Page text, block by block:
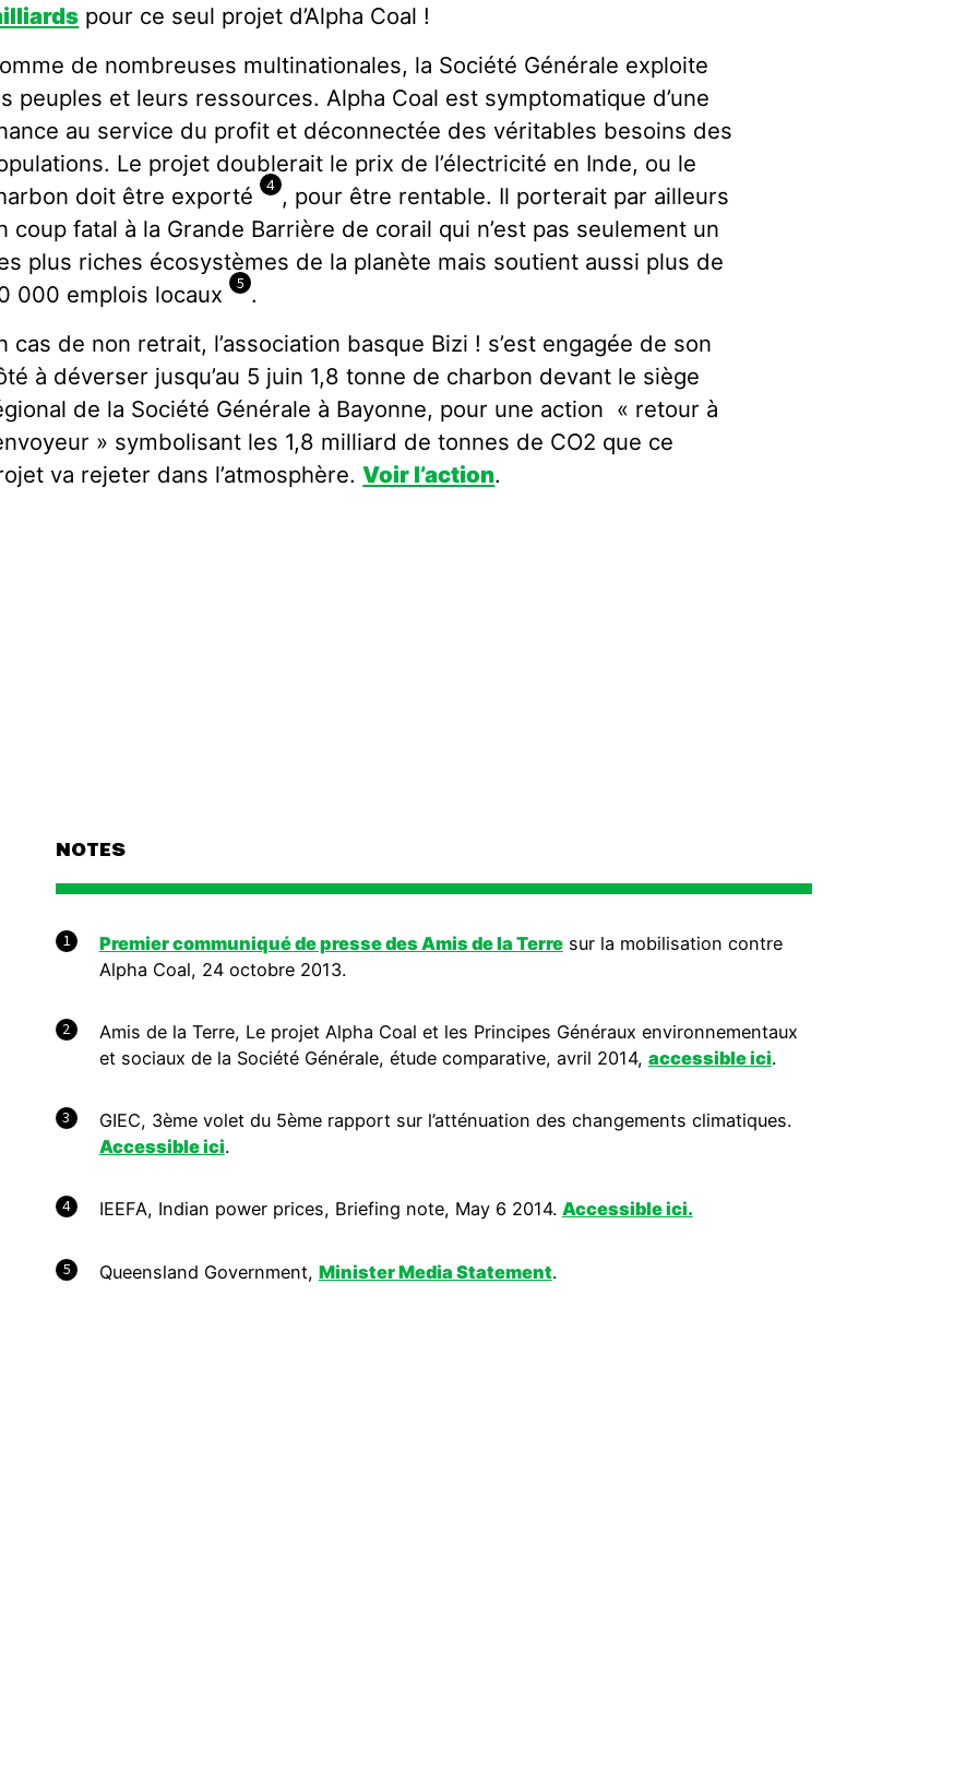
pour ce seul projet d’Alpha Coal !
de nombreuses multinationales, la Société Générale exploite
peuples et leurs ressources. Alpha Coal est symptomatique d’une
au service du profit et déconnectée des véritables besoins des
Le projet doublerait le prix de l’électricité en Inde, ou le
doit être exporté 4 , pour être rentable. Il porterait par ailleurs
coup fatal à la Grande Barrière de corail qui n’est pas seulement un
plus riches écosystèmes de la planète mais soutient aussi plus de
000 emplois locaux 5 .
cas de non retrait, l’association basque Bizi ! s’est engagée de son
à déverser jusqu’au 5 juin 1,8 tonne de charbon devant le siège
de la Société Générale à Bayonne, pour une action « retour à
» symbolisant les 1,8 milliard de tonnes de CO2 que ce
va rejeter dans l’atmosphère.Voir l’action.
NOTES
1 Premier communiqué de presse des Amis de la Terresur la mobilisation contre
Alpha Coal, 24 octobre 2013.
2
Amis de la Terre, Le projet Alpha Coal et les Principes Généraux environnementaux
et sociaux de la Société Générale, étude comparative, avril 2014, accessible ici.
3
GIEC, 3ème volet du 5ème rapport sur l’atténuation des changements climatiques.
Accessible ici.
4 IEEFA, Indian power prices, Briefing note, May 6 2014. Accessible ici.
5 Queensland Government, Minister Media Statement.